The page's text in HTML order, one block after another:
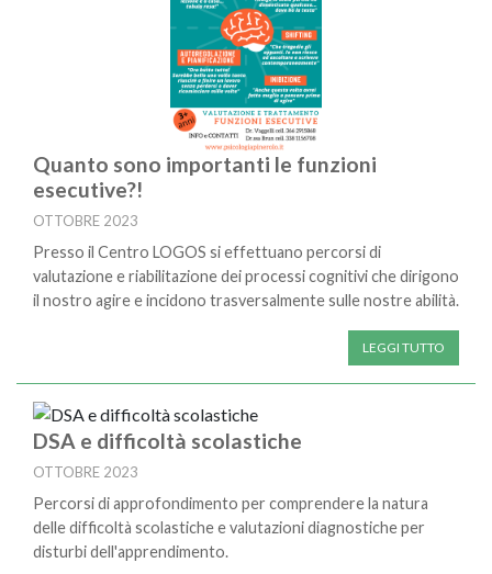
Quanto sono importanti le funzioni
esecutive?!
OTTOBRE 2023
Presso il Centro LOGOS si effettuano percorsi di
valutazione e riabilitazione dei processi cognitivi che dirigono
il nostro agire e incidono trasversalmente sulle nostre abilità.
LEGGI TUTTO
DSA e difficoltà scolastiche
OTTOBRE 2023
Percorsi di approfondimento per comprendere la natura
delle difficoltà scolastiche e valutazioni diagnostiche per
disturbi dell'apprendimento.